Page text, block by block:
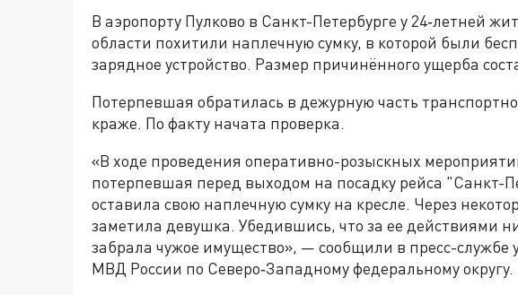
В аэропорту Пулково в Санкт-Петербурге у 24‑летней
области похитили наплечную сумку, в которой были
зарядное устройство. Размер причинённого ущерба
Потерпевшая обратилась в дежурную часть
краже. По факту начата проверка.
«В ходе проведения оперативно-розыскных
потерпевшая перед выходом на посадку рейса "Санкт-
оставила свою наплечную сумку на кресле. Через
заметила девушка. Убедившись, что за ее действиями
забрала чужое имущество», — сообщили в пресс-службе
МВД России по Северо‑Западному федеральному округу.